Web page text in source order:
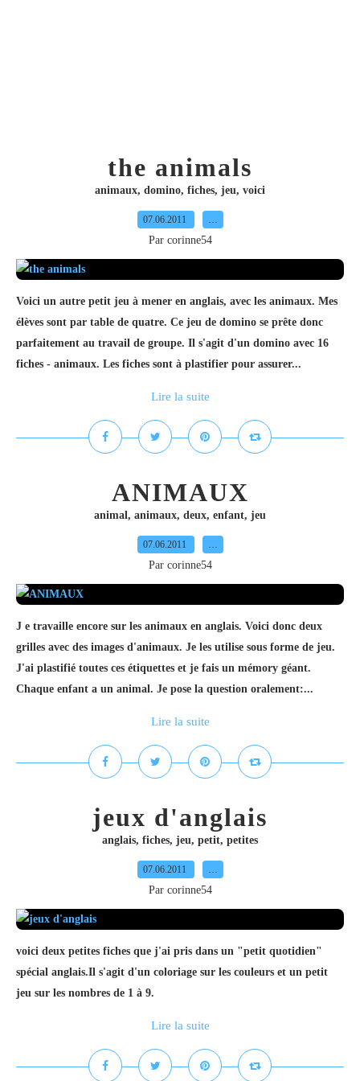
the animals
animaux, domino, fiches, jeu, voici
07.06.2011 …
Par corinne54
Voici un autre petit jeu à mener en anglais, avec les animaux. Mes
élèves sont par table de quatre. Ce jeu de domino se prête donc
parfaitement au travail de groupe. Il s'agit d'un domino avec 16
fiches - animaux. Les fiches sont à plastifier pour assurer...
Lire la suite
ANIMAUX
animal, animaux, deux, enfant, jeu
07.06.2011 …
Par corinne54
J e travaille encore sur les animaux en anglais. Voici donc deux
grilles avec des images d'animaux. Je les utilise sous forme de jeu.
J'ai plastifié toutes ces étiquettes et je fais un mémory géant.
Chaque enfant a un animal. Je pose la question oralement:...
Lire la suite
jeux d'anglais
anglais, fiches, jeu, petit, petites
07.06.2011 …
Par corinne54
voici deux petites fiches que j'ai pris dans un "petit quotidien"
spécial anglais.Il s'agit d'un coloriage sur les couleurs et un petit
jeu sur les nombres de 1 à 9.
Lire la suite